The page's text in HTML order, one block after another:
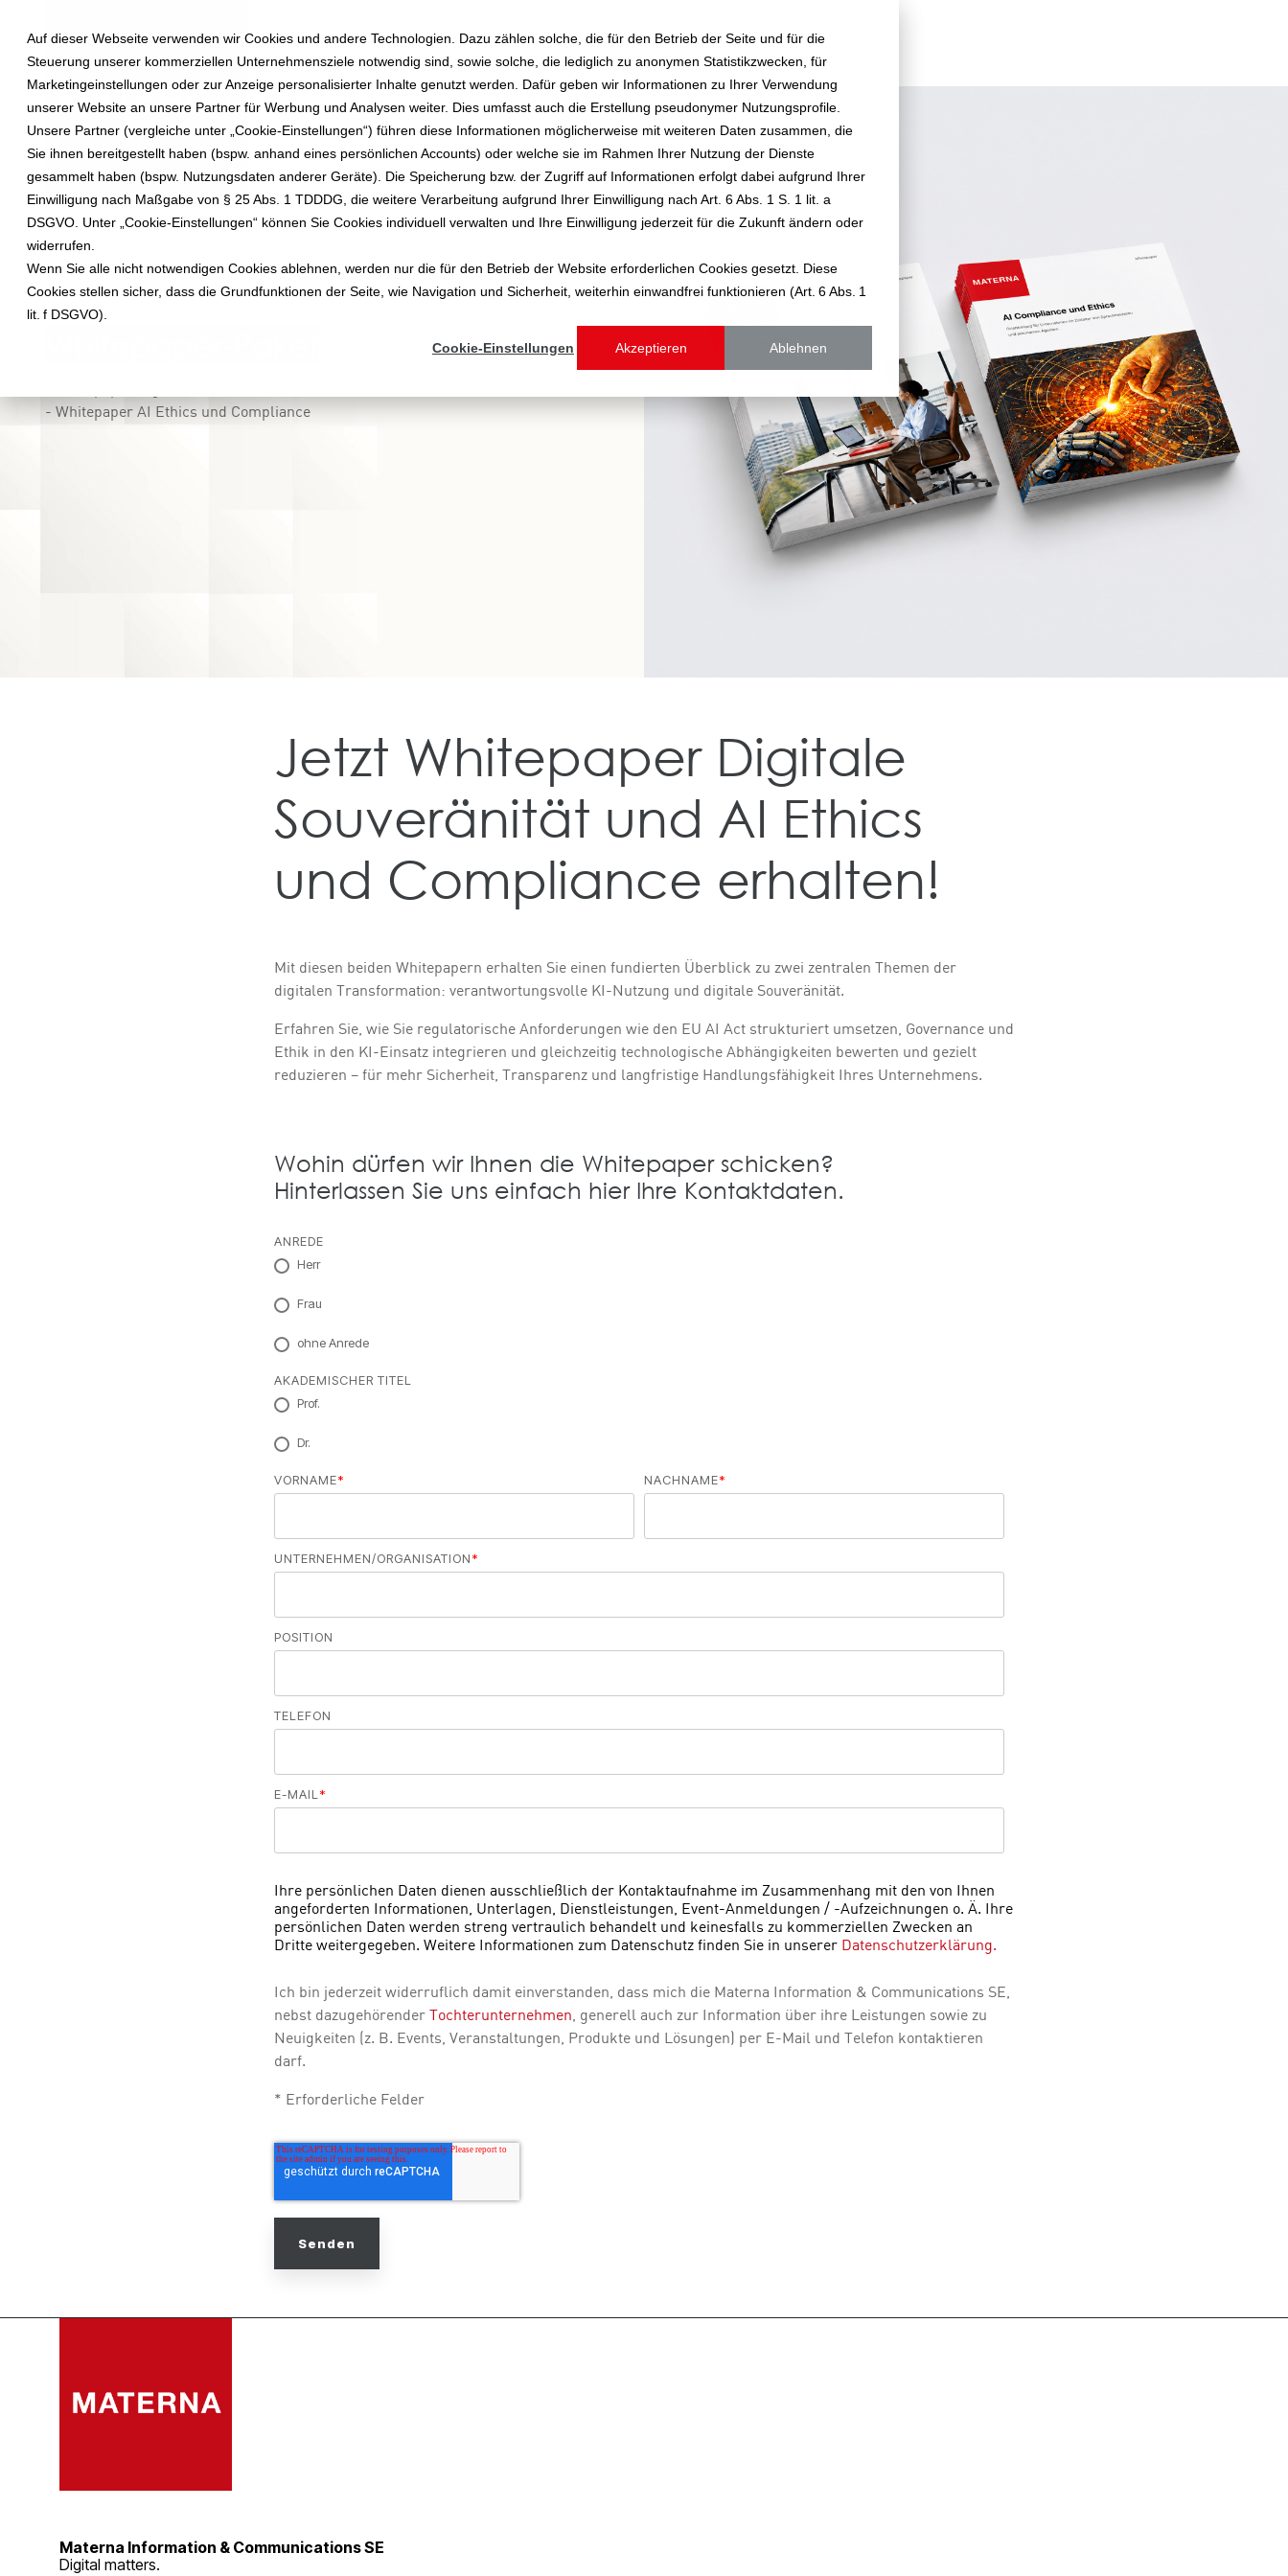
Auf dieser Webseite verwenden wir Cookies und andere Technologien. Dazu zählen solche, die für den Betrieb der Seite und für die
Steuerung unserer kommerziellen Unternehmensziele notwendig sind, sowie solche, die lediglich zu anonymen Statistikzwecken, für
Marketingeinstellungen oder zur Anzeige personalisierter Inhalte genutzt werden. Dafür geben wir Informationen zu Ihrer Verwendung
unserer Website an unsere Partner für Werbung und Analysen weiter. Dies umfasst auch die Erstellung pseudonymer Nutzungsprofile.
Unsere Partner (vergleiche unter „Cookie-Einstellungen“) führen diese Informationen möglicherweise mit weiteren Daten zusammen, die
Sie ihnen bereitgestellt haben (bspw. anhand eines persönlichen Accounts) oder welche sie im Rahmen Ihrer Nutzung der Dienste
gesammelt haben (bspw. Nutzungsdaten anderer Geräte). Die Speicherung bzw. der Zugriff auf Informationen erfolgt dabei aufgrund Ihrer
Einwilligung nach Maßgabe von § 25 Abs. 1 TDDDG, die weitere Verarbeitung aufgrund Ihrer Einwilligung nach Art. 6 Abs. 1 S. 1 lit. a
DSGVO. Unter „Cookie-Einstellungen“ können Sie Cookies individuell verwalten und Ihre Einwilligung jederzeit für die Zukunft ändern oder
widerrufen.
Wenn Sie alle nicht notwendigen Cookies ablehnen, werden nur die für den Betrieb der Website erforderlichen Cookies gesetzt. Diese
Cookies stellen sicher, dass die Grundfunktionen der Seite, wie Navigation und Sicherheit, weiterhin einwandfrei funktionieren (Art. 6 Abs. 1
lit. f DSGVO).
Cookie-Einstellungen Akzeptieren Ablehnen
- Whitepaper AI Ethics und Compliance
Jetzt Whitepaper Digitale
Souveränität und AI Ethics
und Compliance erhalten!
Mit diesen beiden Whitepapern erhalten Sie einen fundierten Überblick zu zwei zentralen Themen der
digitalen Transformation: verantwortungsvolle KI-Nutzung und digitale Souveränität.
Erfahren Sie, wie Sie regulatorische Anforderungen wie den EU AI Act strukturiert umsetzen, Governance und
Ethik in den KI-Einsatz integrieren und gleichzeitig technologische Abhängigkeiten bewerten und gezielt
reduzieren – für mehr Sicherheit, Transparenz und langfristige Handlungsfähigkeit Ihres Unternehmens.
Wohin dürfen wir Ihnen die Whitepaper schicken?
Hinterlassen Sie uns einfach hier Ihre Kontaktdaten.
ANREDE
Herr
Frau
ohne Anrede
AKADEMISCHER TITEL
Prof.
Dr.
VORNAME* NACHNAME*
UNTERNEHMEN/ORGANISATION*
POSITION
TELEFON
E-MAIL *
Ihre persönlichen Daten dienen ausschließlich der Kontaktaufnahme im Zusammenhang mit den von Ihnen
angeforderten Informationen, Unterlagen, Dienstleistungen, Event-Anmeldungen / -Aufzeichnungen o. Ä. Ihre
persönlichen Daten werden streng vertraulich behandelt und keinesfalls zu kommerziellen Zwecken an
Dritte weitergegeben. Weitere Informationen zum Datenschutz finden Sie in unserer Datenschutzerklärung.
Ich bin jederzeit widerruflich damit einverstanden, dass mich die Materna Information & Communications SE,
nebst dazugehörender Tochterunternehmen, generell auch zur Information über ihre Leistungen sowie zu
Neuigkeiten (z. B. Events, Veranstaltungen, Produkte und Lösungen) per E-Mail und Telefon kontaktieren
darf.
* Erforderliche Felder
Materna Information & Communications SE
Digital matters.